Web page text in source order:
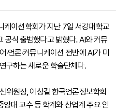
이션학회가 지난 7일 서강대학교
공식 출범했다고 밝혔다. AI와 커뮤
언론·커뮤니케이션 전반에 AI가 미
구하는 새로운 학술단체다.
위원장, 이상길 한국언론정보학회
대 교수 등 학계와 산업계 주요 인